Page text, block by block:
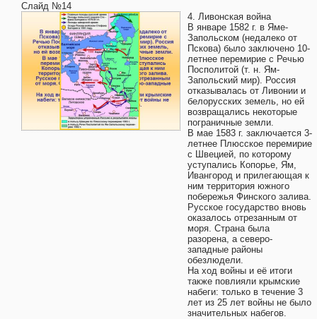
Слайд №14
4. Ливонская война
В январе 1582 г. в Яме-
Запольском (недалеко от
Пскова) было заключено 10-
летнее перемирие с Речью
Посполитой (т. н. Ям-
Запольский мир). Россия
отказывалась от Ливонии и
белорусских земель, но ей
возвращались некоторые
пограничные земли.
В мае 1583 г. заключается 3-
летнее Плюсское перемирие
с Швецией, по которому
уступались Копорье, Ям,
Ивангород и прилегающая к
ним территория южного
побережья Финского залива.
Русское государство вновь
оказалось отрезанным от
моря. Страна была
разорена, а северо-
западные районы
обезлюдели.
На ход войны и её итоги
также повлияли крымские
набеги: только в течение 3
лет из 25 лет войны не было
значительных набегов.